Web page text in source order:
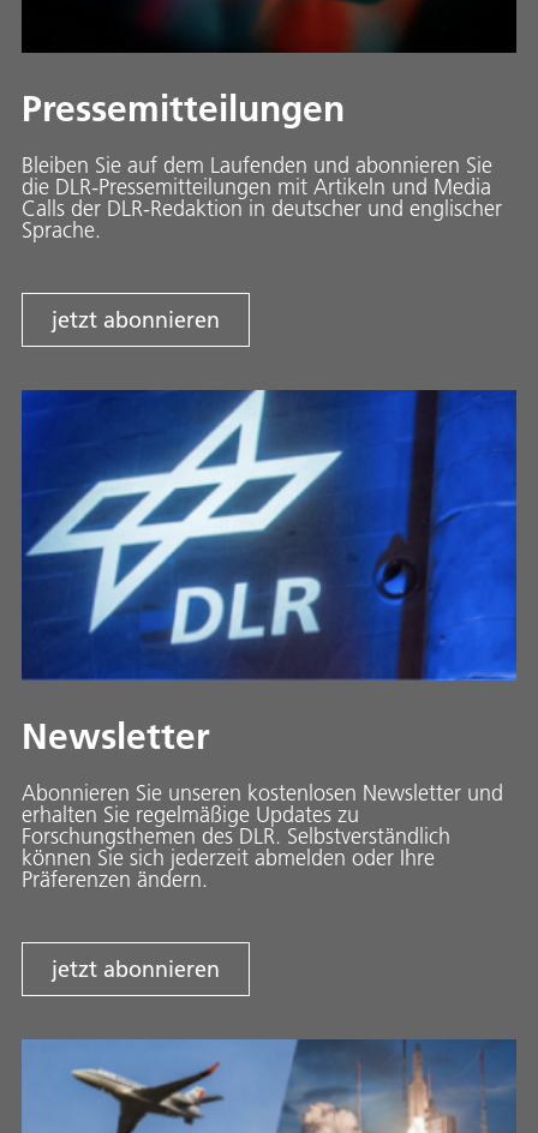
Pressemitteilungen
Bleiben Sie auf dem Laufenden und abonnieren Sie
die DLR-Pressemitteilungen mit Artikeln und Media
Calls der DLR-Redaktion in deutscher und englischer
Sprache.
jetzt abonnieren
Newsletter
Abonnieren Sie unseren kostenlosen Newsletter und
erhalten Sie regelmäßige Updates zu
Forschungsthemen des DLR. Selbstverständlich
können Sie sich jederzeit abmelden oder Ihre
Präferenzen ändern.
jetzt abonnieren